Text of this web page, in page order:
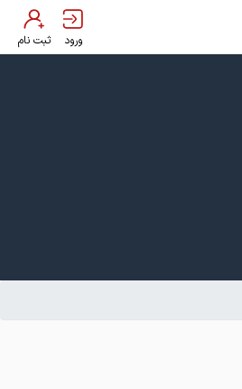
ورود ثبت نام